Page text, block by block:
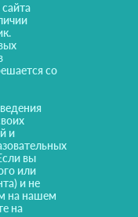
со
и
вы
или
и не
на нашем
на